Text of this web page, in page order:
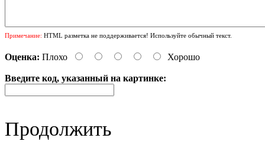
Примечание: HTML разметка не поддерживается! Используйте обычный текст.
Оценка: Плохо Хорошо
Введите код, указанный на картинке:
Продолжить